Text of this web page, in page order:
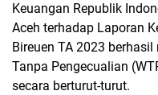
Keuangan Republik
Aceh terhadap Laporan
Bireuen TA 2023
Tanpa Pengecualian
secara berturut-turut.